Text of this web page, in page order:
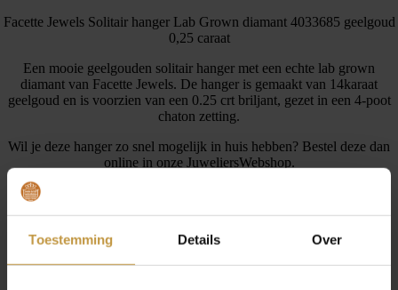
Toestemming Details Over
Facette Jewels Solitair hanger Lab Grown diamant 4033685 geelgoud
0,25 caraat
Een mooie geelgouden solitair hanger met een echte lab grown
diamant van Facette Jewels. De hanger is gemaakt van 14karaat
geelgoud en is voorzien van een 0.25 crt briljant, gezet in een 4-poot
chaton zetting.
Wil je deze hanger zo snel mogelijk in huis hebben? Bestel deze dan
online in onze JuweliersWebshop.
Karaat goud: 14 karaat